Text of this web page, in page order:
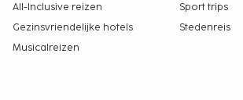
All-Inclusive reizen
Sport trips
Gezinsvriendelijke hotels
Stedenreis
Musicalreizen